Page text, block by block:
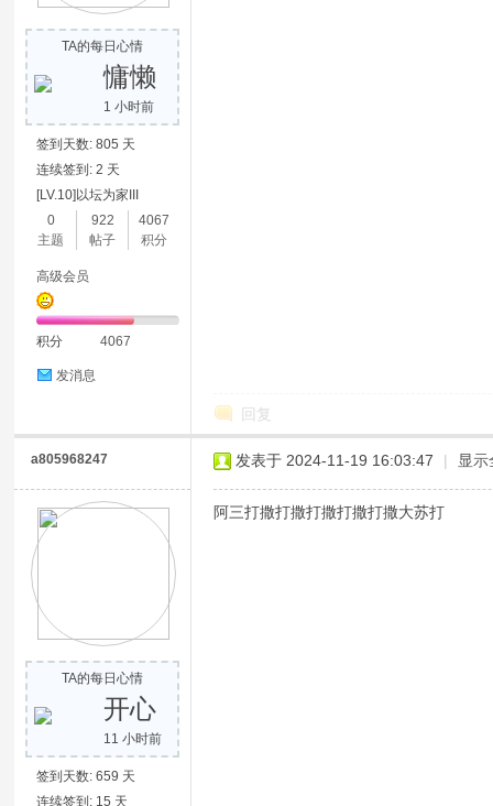
TA的每日心情
慵懒
1 小时前
签到天数: 805 天
连续签到: 2 天
[LV.10]以坛为家III
0
主题
922
帖子
4067
积分
高级会员
积分 4067
发消息
回复
a805968247
TA的每日心情
开心
11 小时前
签到天数: 659 天
连续签到: 15 天
发表于 2024-11-19 16:03:47 | 显示
阿三打撒打撒打撒打撒打撒大苏打